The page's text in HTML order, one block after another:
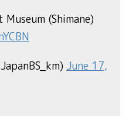
(Shimane)
June 17,